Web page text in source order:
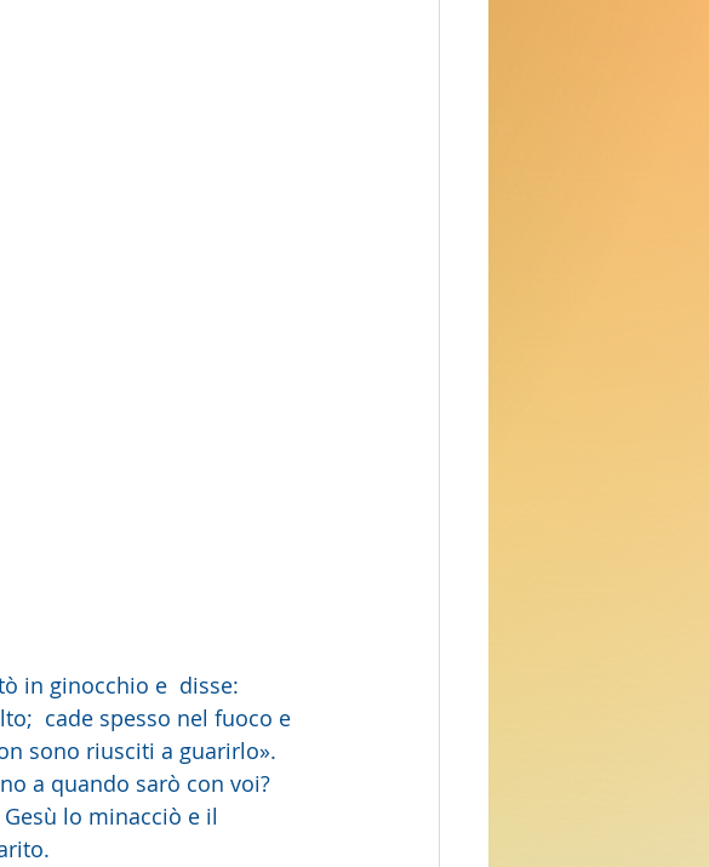
in ginocchio e  disse:
cade spesso nel fuoco e
sono riusciti a guarirlo».
lo minacciò e il